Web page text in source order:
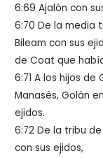
6:69 Ajalón con
6:70 De la media
Bileam con sus
de Coat que
6:71 A los hijos
Manasés, Golán
ejidos.
6:72 De la tribu
con sus ejidos,